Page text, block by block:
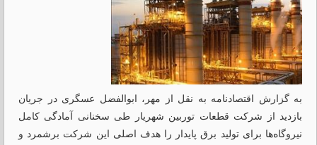
به گزارش اقتصادنامه به نقل از مهر، ابوالفضل عسگری در جریان
بازدید از شرکت قطعات توربین شهریار طی سخنانی آمادگی کامل
نیروگاه‌ها برای تولید برق پایدار را هدف اصلی این شرکت برشمرد و